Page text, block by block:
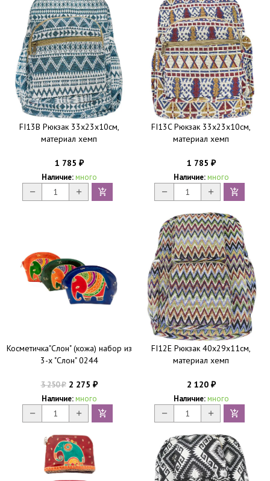
FI13B Рюкзак 33х23х10см,
материал хемп
1 785 ₽
Наличие: много
FI13C Рюкзак 33х23х10см,
материал хемп
1 785 ₽
Наличие: много
Косметичка"Слон" (кожа) набор из
3-х "Слон" 0244
3 250₽2 275 ₽
Наличие: много
FI12E Рюкзак 40х29х11см,
материал хемп
2 120 ₽
Наличие: много